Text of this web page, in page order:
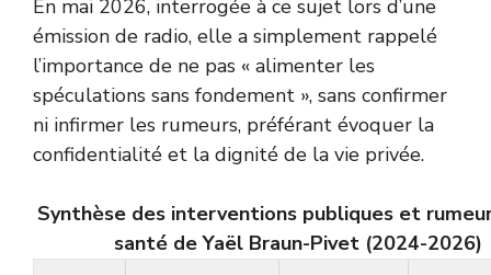
En mai 2026, interrogée à ce sujet lors d’une
émission de radio, elle a simplement rappelé
l’importance de ne pas « alimenter les
spéculations sans fondement », sans confirmer
ni infirmer les rumeurs, préférant évoquer la
confidentialité et la dignité de la vie privée.
Synthèse des interventions publiques et
santé de Yaël Braun-Pivet (2024-2026)